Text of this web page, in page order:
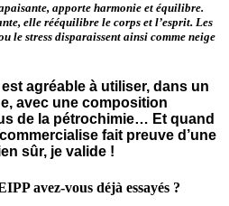
apporte harmonie et équilibre.
elle rééquilibre le corps et l’esprit. Les
le stress disparaissent ainsi comme neige
agréable à utiliser, dans un
avec une composition
de la pétrochimie… Et quand
fait preuve d’une
sûr, je valide !
avez-vous déjà essayés ?